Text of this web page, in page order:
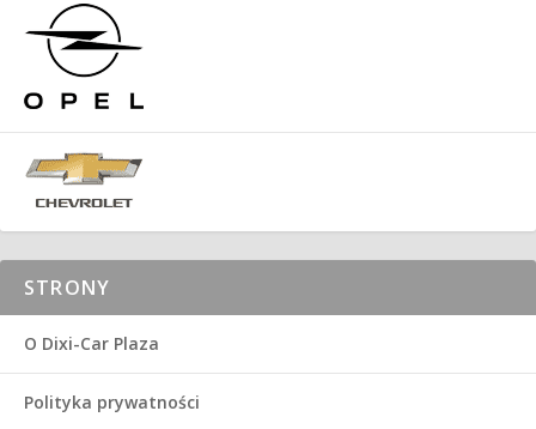
STRONY
O Dixi-Car Plaza
Polityka prywatności